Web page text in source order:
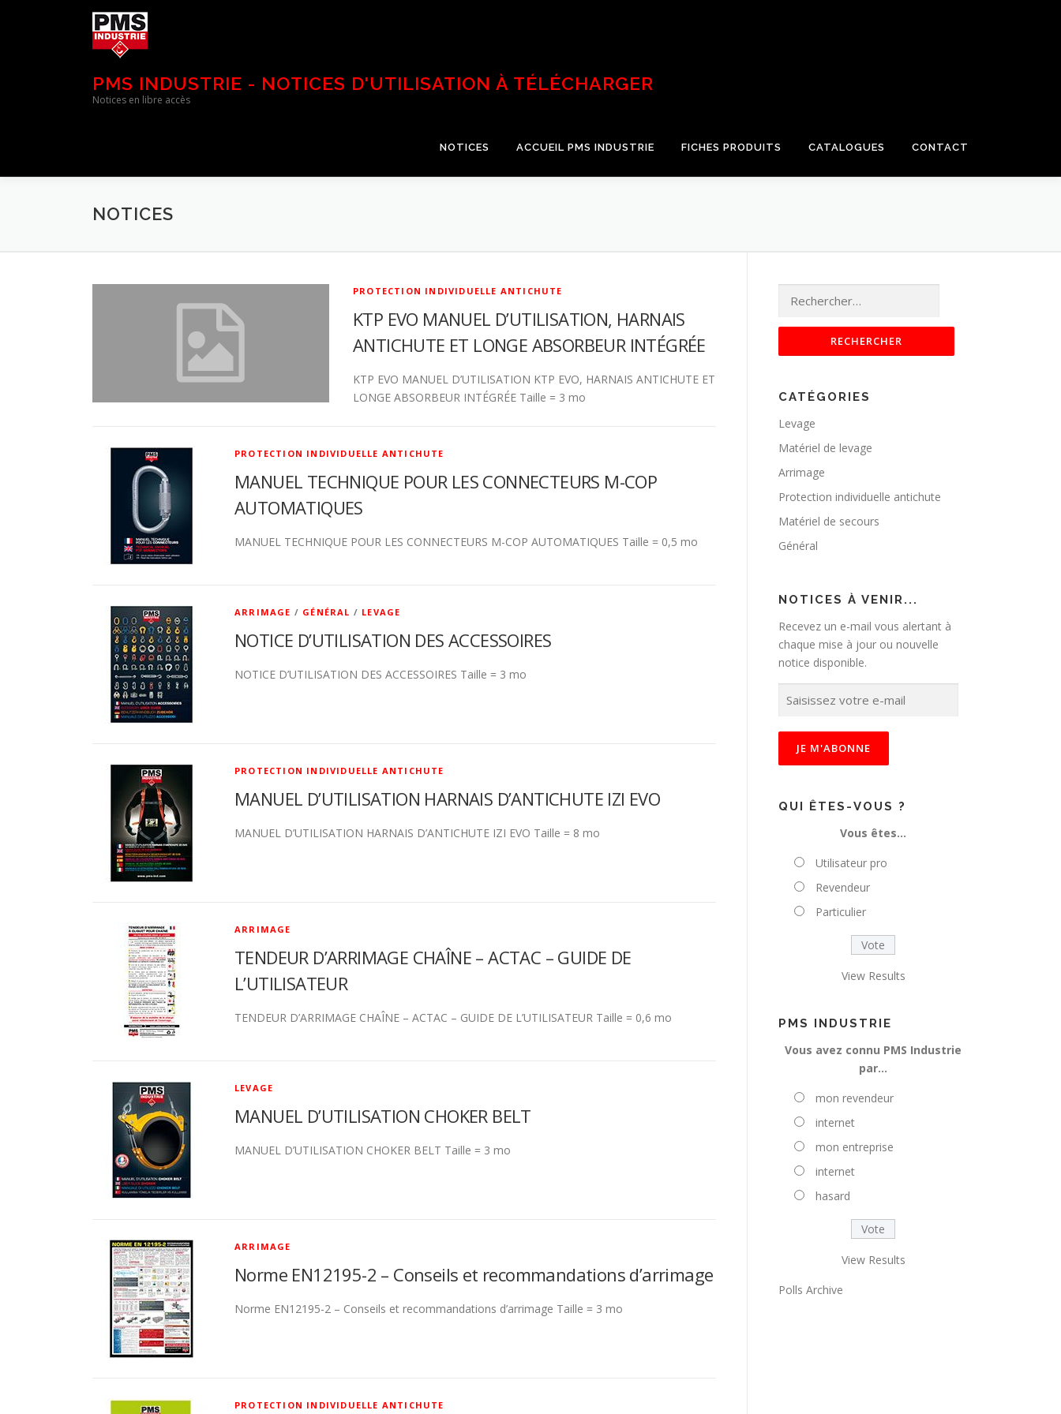
PMS INDUSTRIE - NOTICES D'UTILISATION À TÉLÉCHARGER
Notices en libre accès
NOTICES ACCUEIL PMS INDUSTRIE FICHES PRODUITS CATALOGUES CONTACT
NOTICES
PROTECTION INDIVIDUELLE ANTICHUTE
KTP EVO MANUEL D’UTILISATION, HARNAIS
ANTICHUTE ET LONGE ABSORBEUR INTÉGRÉE
KTP EVO MANUEL D’UTILISATION KTP EVO, HARNAIS ANTICHUTE ET
LONGE ABSORBEUR INTÉGRÉE Taille = 3 mo
PROTECTION INDIVIDUELLE ANTICHUTE
MANUEL TECHNIQUE POUR LES CONNECTEURS M-COP
AUTOMATIQUES
MANUEL TECHNIQUE POUR LES CONNECTEURS M-COP AUTOMATIQUES Taille = 0,5 mo
ARRIMAGE / GÉNÉRAL / LEVAGE
NOTICE D’UTILISATION DES ACCESSOIRES
NOTICE D’UTILISATION DES ACCESSOIRES Taille = 3 mo
PROTECTION INDIVIDUELLE ANTICHUTE
MANUEL D’UTILISATION HARNAIS D’ANTICHUTE IZI EVO
MANUEL D’UTILISATION HARNAIS D’ANTICHUTE IZI EVO Taille = 8 mo
ARRIMAGE
TENDEUR D’ARRIMAGE CHAÎNE – ACTAC – GUIDE DE
L’UTILISATEUR
TENDEUR D’ARRIMAGE CHAÎNE – ACTAC – GUIDE DE L’UTILISATEUR Taille = 0,6 mo
LEVAGE
MANUEL D’UTILISATION CHOKER BELT
MANUEL D’UTILISATION CHOKER BELT Taille = 3 mo
ARRIMAGE
Norme EN12195-2 – Conseils et recommandations d’arrimage
Norme EN12195-2 – Conseils et recommandations d’arrimage Taille = 3 mo
PROTECTION INDIVIDUELLE ANTICHUTE
CATÉGORIES
Levage
Matériel de levage
Arrimage
Protection individuelle antichute
Matériel de secours
Général
NOTICES À VENIR...
Recevez un e-mail vous alertant à
chaque mise à jour ou nouvelle
notice disponible.
i
i
s
i
QUI ÊTES-VOUS ?
Vous êtes…
Utilisateur pro
Revendeur
Particulier
View Results
PMS INDUSTRIE
Vous avez connu PMS Industrie
par…
mon revendeur
internet
mon entreprise
internet
hasard
View Results
Polls Archive